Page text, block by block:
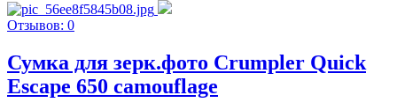
Отзывов: 0
Сумка для зерк.фото Crumpler Quick
Escape 650 camouflage